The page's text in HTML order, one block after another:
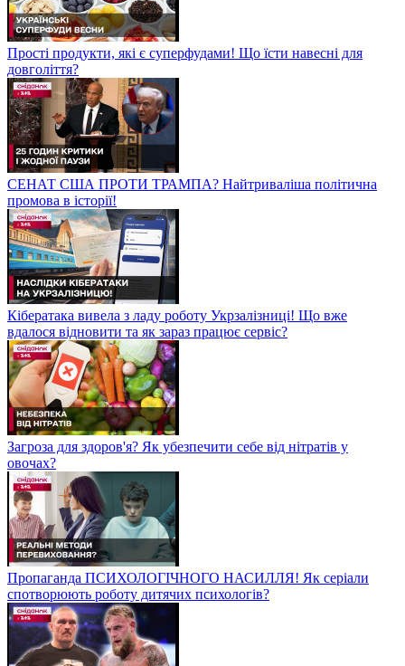
Прості продукти, які є суперфудами! Що їсти навесні для
довголіття?
СЕНАТ США ПРОТИ ТРАМПА? Найтриваліша політична
промова в історії!
Кібератака вивела з ладу роботу Укрзалізниці! Що вже
вдалося відновити та як зараз працює сервіс?
Загроза для здоров'я? Як убезпечити себе від нітратів у
овочах?
Пропаганда ПСИХОЛОГІЧНОГО НАСИЛЛЯ! Як серіали
спотворюють роботу дитячих психологів?